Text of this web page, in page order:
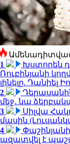
1
Խստորեն
Ռուբինյանի
լինելը. Դանիել
2
մեջ․ նա
3
Սիլվա
մասին
4
ազատվել է